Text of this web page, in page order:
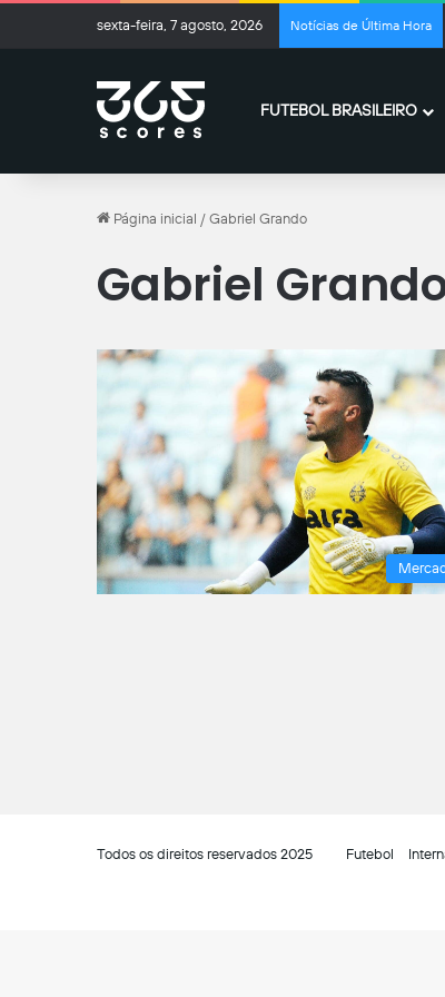
sexta-feira, 7 agosto, 2026 Notícias de Última Hora
FUTEBOL BRASILEIRO
Página inicial / Gabriel Grando
Gabriel
Todos os direitos reservados 2025 Futebol